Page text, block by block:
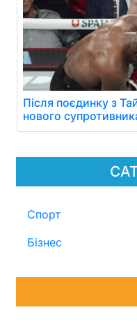
Спорт
Бізнес
Після поєдинку з
нового